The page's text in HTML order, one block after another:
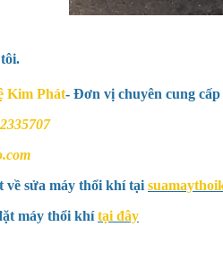
Kim Phát- Đơn vị chuyên cung
về sửa máy thổi khí tại
máy thổi khítại đây